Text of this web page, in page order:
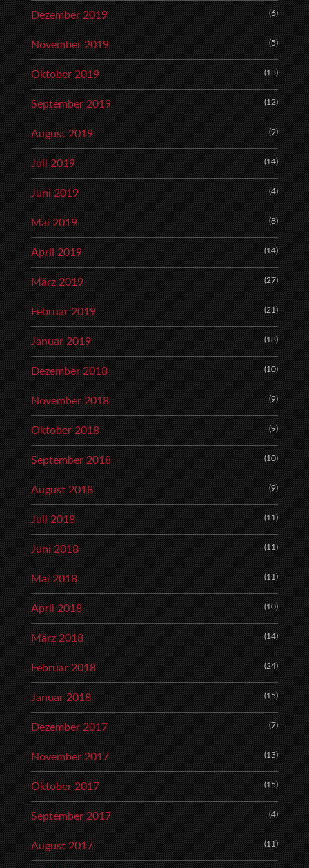
Dezember 2019 (6)
November 2019 (5)
Oktober 2019 (13)
September 2019 (12)
August 2019 (9)
Juli 2019 (14)
Juni 2019 (4)
Mai 2019 (8)
April 2019 (14)
März 2019 (27)
Februar 2019 (21)
Januar 2019 (18)
Dezember 2018 (10)
November 2018 (9)
Oktober 2018 (9)
September 2018 (10)
August 2018 (9)
Juli 2018 (11)
Juni 2018 (11)
Mai 2018 (11)
April 2018 (10)
März 2018 (14)
Februar 2018 (24)
Januar 2018 (15)
Dezember 2017 (7)
November 2017 (13)
Oktober 2017 (15)
September 2017 (4)
August 2017 (11)